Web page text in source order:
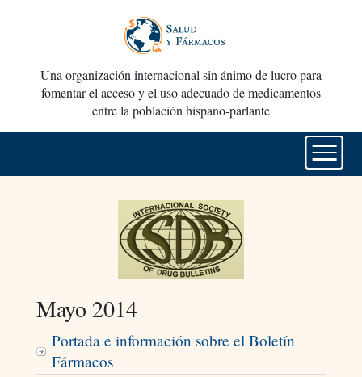
Una organización internacional sin ánimo de lucro para
fomentar el acceso y el uso adecuado de medicamentos
entre la población hispano-parlante
Mayo 2014
Portada e información sobre el Boletín
Fármacos